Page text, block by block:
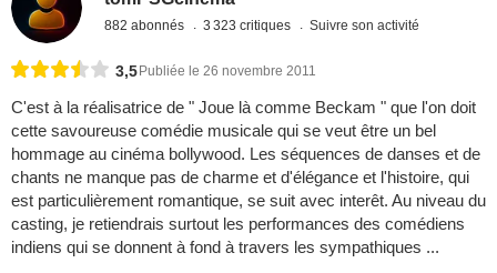
882 abonnés 3 323 critiques Suivre son activité
3,5 Publiée le 26 novembre 2011
C'est à la réalisatrice de " Joue là comme Beckam " que l'on doit
cette savoureuse comédie musicale qui se veut être un bel
hommage au cinéma bollywood. Les séquences de danses et de
chants ne manque pas de charme et d'élégance et l'histoire, qui
est particulièrement romantique, se suit avec interêt. Au niveau du
casting, je retiendrais surtout les performances des comédiens
indiens qui se donnent à fond à travers les sympathiques ...